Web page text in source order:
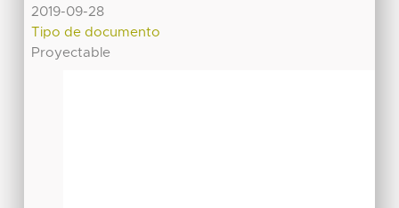
2019-09-28
Tipo de documento
Proyectable